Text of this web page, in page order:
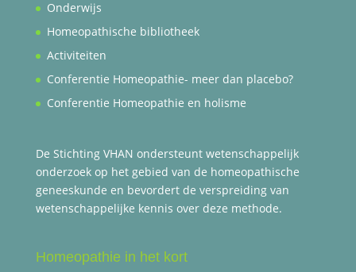
Onderwijs
Homeopathische bibliotheek
Activiteiten
Conferentie Homeopathie- meer dan placebo?
Conferentie Homeopathie en holisme
De Stichting VHAN ondersteunt wetenschappelijk
onderzoek op het gebied van de homeopathische
geneeskunde en bevordert de verspreiding van
wetenschappelijke kennis over deze methode.
Homeopathie in het kort